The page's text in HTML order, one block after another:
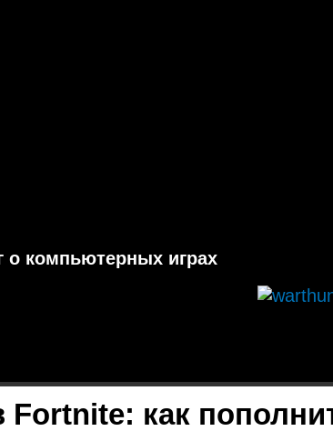
о компьютерных играх
Fortnite: как